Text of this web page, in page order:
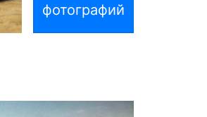
фотографий